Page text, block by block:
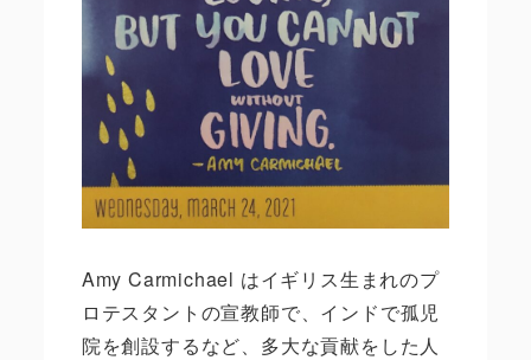
Amy Carmichael はイギリス生まれのプ
ロテスタントの宣教師で、インドで孤児
院を創設するなど、多大な貢献をした人